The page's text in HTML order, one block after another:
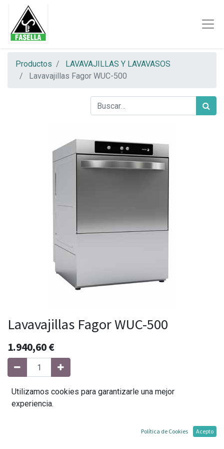
Productos
LAVAVAJILLAS Y LAVAVASOS
Lavavajillas Fagor WUC-500
Lavavajillas Fagor WUC-500
1.940,60€
Agregar al carrito
Utilizamos cookies para garantizarle una mejor
experiencia.
Política de Cookies Acepto